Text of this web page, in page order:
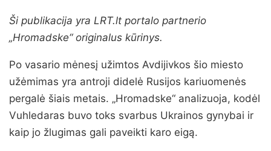
Ši publikacija yra LRT.lt portalo partnerio
„Hromadske“ originalus kūrinys.
Po vasario mėnesį užimtos Avdijivkos šio miesto
užėmimas yra antroji didelė Rusijos kariuomenės
pergalė šiais metais. „Hromadske“ analizuoja, kodėl
Vuhledaras buvo toks svarbus Ukrainos gynybai ir
kaip jo žlugimas gali paveikti karo eigą.